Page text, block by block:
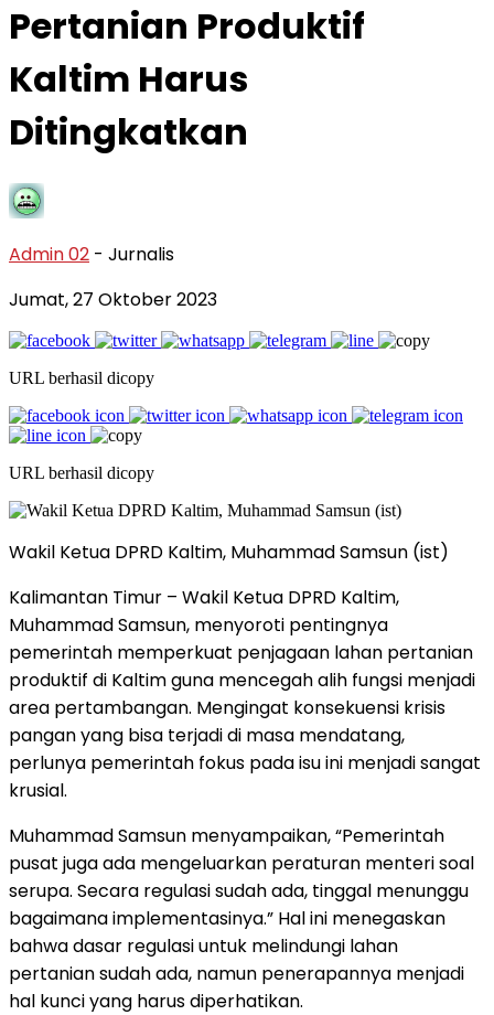
Pertanian Produktif
Kaltim Harus
Ditingkatkan
Admin 02 - Jurnalis
Jumat, 27 Oktober 2023
URL berhasil dicopy
URL berhasil dicopy
Wakil Ketua DPRD Kaltim, Muhammad Samsun (ist)
Kalimantan Timur – Wakil Ketua DPRD Kaltim,
Muhammad Samsun, menyoroti pentingnya
pemerintah memperkuat penjagaan lahan pertanian
produktif di Kaltim guna mencegah alih fungsi menjadi
area pertambangan. Mengingat konsekuensi krisis
pangan yang bisa terjadi di masa mendatang,
perlunya pemerintah fokus pada isu ini menjadi sangat
krusial.
Muhammad Samsun menyampaikan, “Pemerintah
pusat juga ada mengeluarkan peraturan menteri soal
serupa. Secara regulasi sudah ada, tinggal menunggu
bagaimana implementasinya.” Hal ini menegaskan
bahwa dasar regulasi untuk melindungi lahan
pertanian sudah ada, namun penerapannya menjadi
hal kunci yang harus diperhatikan.